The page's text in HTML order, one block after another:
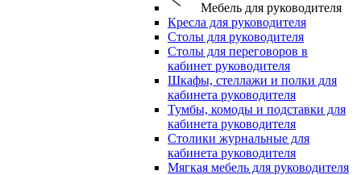
Мебель для руководителя
Кресла для руководителя
Столы для руководителя
Столы для переговоров в
кабинет руководителя
Шкафы, стеллажи и полки для
кабинета руководителя
Тумбы, комоды и подставки для
кабинета руководителя
Столики журнальные для
кабинета руководителя
Мягкая мебель для руководителя